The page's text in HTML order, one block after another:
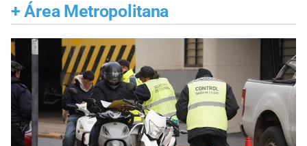
+ Área Metropolitana